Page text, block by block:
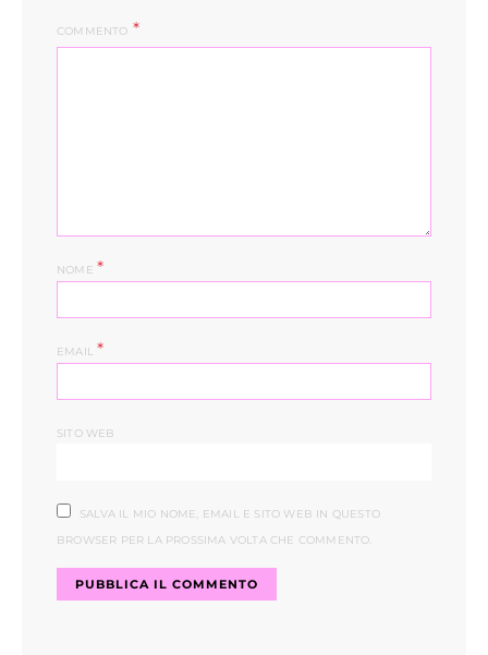
COMMENTO
NOME *
EMAIL*
SITO WEB
SALVA IL MIO NOME, EMAIL E SITO WEB IN QUESTO
BROWSER PER LA PROSSIMA VOLTA CHE COMMENTO.